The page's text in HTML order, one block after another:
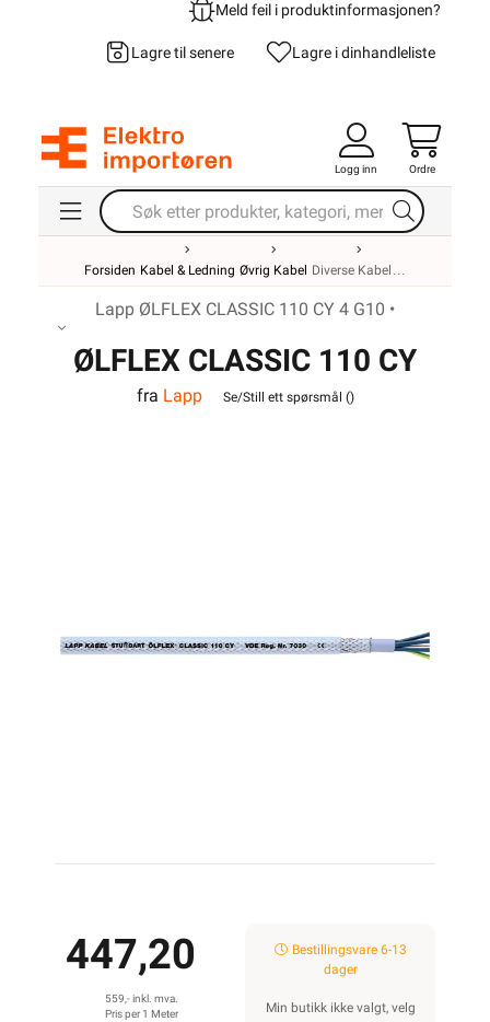
Meld feil i produktinformasjonen?
Lagre til senere Lagre i dinhandleliste
Logg inn Ordre
Forsiden Kabel & Ledning Øvrig Kabel Diverse Kabel
Lapp ØLFLEX CLASSIC 110 CY 4 G10 •
ØLFLEX CLASSIC 110 CY
4G10
fra Lapp Se/Still ett spørsmål ()
447,20
559,- inkl. mva.
Pris per 1 Meter
Bestillingsvare 6-13
dager
Min butikk ikke valgt, velg